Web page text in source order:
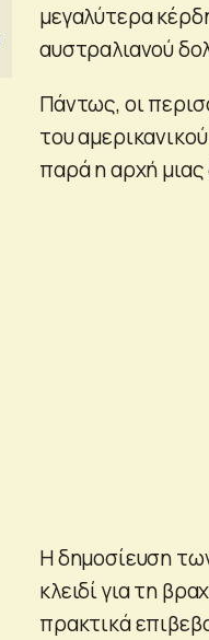
μεγαλύτερα
αυστραλιανού
Πάντως, οι
του
παρά η αρχή
Η δημοσίευση
κλειδί για τη
πρακτικά